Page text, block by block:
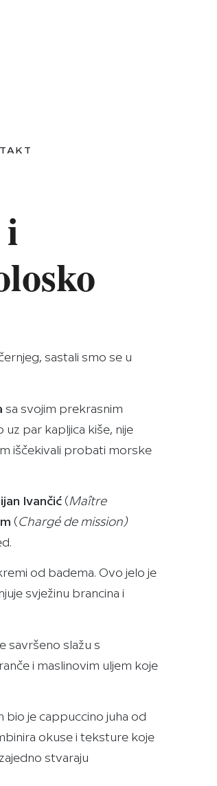
i
sastali smo se u
sa svojim prekrasnim
par kapljica kiše, nije
iščekivali probati morske
Ivančić( Maître
( Chargé de mission)
od badema. Ovo jelo je
svježinu brancina i
savršeno slažu s
i maslinovim uljem koje
bio je cappuccino juha od
okuse i teksture koje
stvaraju